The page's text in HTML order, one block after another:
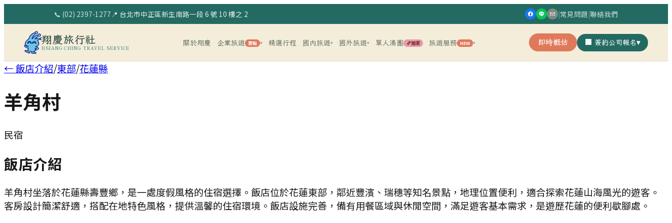
📞 (02) 2397-1277📍 台北市中正區新生南路一段 6 號 10 樓之 2 |常見問題|聯絡我們
翔慶旅行社
HSIANG CHING TRAVEL SERVICE
關於翔慶 企業旅遊 賣點 ▾ 精選行程 國內旅遊▾ 國外旅遊▾ 單人湊團 💕獨家 旅遊服務 NEW ▾ 即時概估 🏢 簽約公司報名▾
← 飯店介紹/東部/花蓮縣
羊角村
民宿
飯店介紹
羊角村坐落於花蓮縣壽豐鄉，是一處度假風格的住宿選擇。飯店位於花蓮東部，鄰近豐濱、瑞穗等知名景點，地理位置便利，適合探索花蓮山海風光的遊客。
客房設計簡潔舒適，搭配在地特色風格，提供溫馨的住宿環境。飯店設施完善，備有用餐區域與休閒空間，滿足遊客基本需求，是遊歷花蓮的便利歇腳處。